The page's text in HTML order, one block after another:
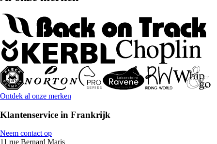
Ontdek al onze merken
Klantenservice in Frankrijk
Neem contact op
11 rue Bernard Maris